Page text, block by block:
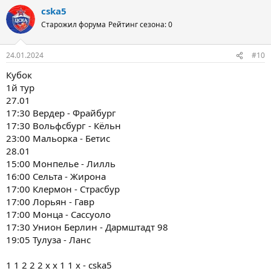
cska5
Старожил форума Рейтинг сезона: 0
24.01.2024 #10
Кубок
1й тур
27.01
17:30 Вердер - Фрайбург
17:30 Вольфсбург - Кёльн
23:00 Мальорка - Бетис
28.01
15:00 Монпелье - Лилль
16:00 Сельта - Жирона
17:00 Клермон - Страсбур
17:00 Лорьян - Гавр
17:00 Монца - Сассуоло
17:30 Унион Берлин - Дармштадт 98
19:05 Тулуза - Ланс
1 1 2 2 2 x x 1 1 x - cska5